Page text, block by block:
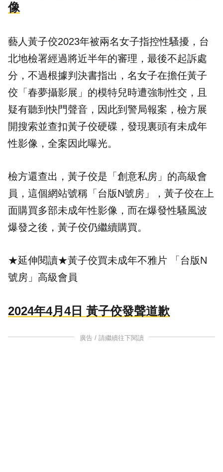
像
藝人黃子佼2023年被兩名女子指控性騷擾，台
北地檢署經過將近半年的審理，最後不起訴處
分，不過根據判決書指出，名女子在擔任黃子
佼「春夢攝影展」的模特兒時遭強制性交，且
疑有聽到快門聲音，因此到警局報案，檢方展
開搜索並查扣黃子佼硬碟，發現裏頭有未成年
性影像，全案因此曝光。
檢方還查出，黃子佼是「創意私房」的高級會
員，這個網站號稱「台版N號房」，黃子佼在上
面購買多部未成年性影像，而在爆發性騷風波
爆發之後，黃子佼仍繼續購買。
★延伸閱讀★黃子佼買未成年不雅片 「台版N
號房」高級會員
2024年4月4日 黃子佼發聲道歉
廣告 / 請繼續往下閱讀